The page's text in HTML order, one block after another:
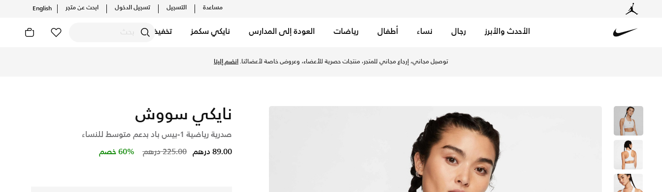
مساعدة التسجيل تسجيل الدخول ابحث عن متجر English
الأحدث والأبرز رجال نساء أطفال رياضات العودة إلى المدارس نايكي سكمز تخفيضات
توصيل مجاني، إرجاع مجاني للمتجر، منتجات حصرية للأعضاء، وعروض خاصة لأعضائنا.انضم إلينا
نايكي سووش
صدرية رياضية 1-بيس باد بدعم متوسط للنساء
Price reduced from
225.00 درهم to 89.00 درهم 60% خصم